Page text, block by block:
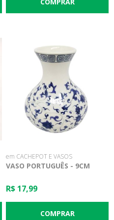
em CACHEPOT E VASOS
VASO PORTUGUÊS - 9CM
R$ 17,99